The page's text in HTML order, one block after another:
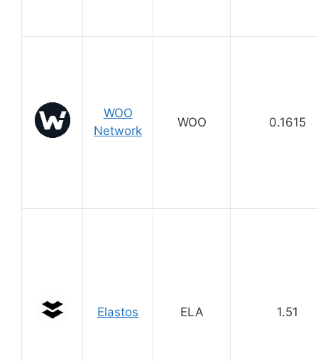
WOO
Network
WOO 0.1615
Elastos ELA 1.51